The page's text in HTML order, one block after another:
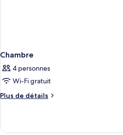
Chambre
4 personnes
Wi-Fi gratuit
Plus de détails
Plus
Chambre